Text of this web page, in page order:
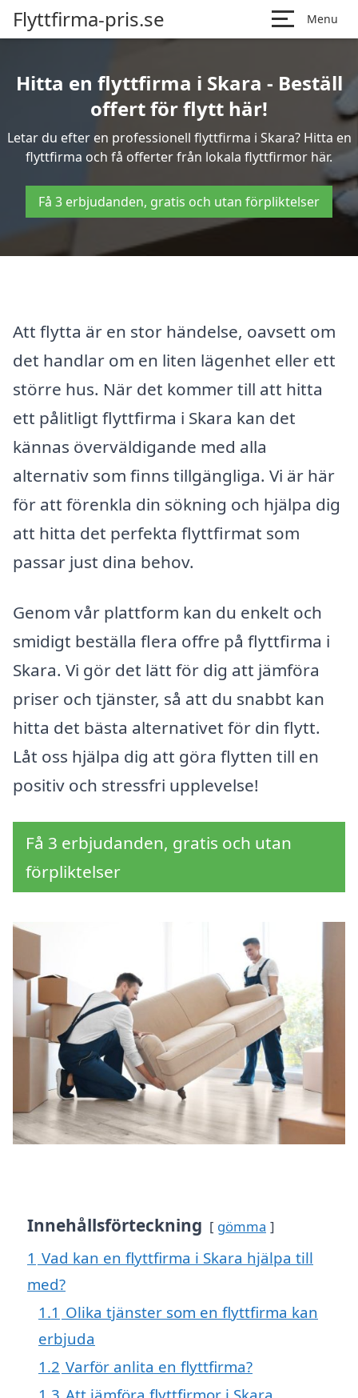
Flyttfirma-pris.se Menu
Hitta en flyttfirma i Skara - Beställ
offert för flytt här!
Letar du efter en professionell flyttfirma i Skara? Hitta en
flyttfirma och få offerter från lokala flyttfirmor här.
Få 3 erbjudanden, gratis och utan förpliktelser
Att flytta är en stor händelse, oavsett om
det handlar om en liten lägenhet eller ett
större hus. När det kommer till att hitta
ett pålitligt flyttfirma i Skara kan det
kännas överväldigande med alla
alternativ som finns tillgängliga. Vi är här
för att förenkla din sökning och hjälpa dig
att hitta det perfekta flyttfirmat som
passar just dina behov.
Genom vår plattform kan du enkelt och
smidigt beställa flera offre på flyttfirma i
Skara. Vi gör det lätt för dig att jämföra
priser och tjänster, så att du snabbt kan
hitta det bästa alternativet för din flytt.
Låt oss hjälpa dig att göra flytten till en
positiv och stressfri upplevelse!
Få 3 erbjudanden, gratis och utan
förpliktelser
Innehållsförteckning gömma
1 Vad kan en flyttfirma i Skara hjälpa till
med?
1.1 Olika tjänster som en flyttfirma kan
erbjuda
1.2 Varför anlita en flyttfirma?